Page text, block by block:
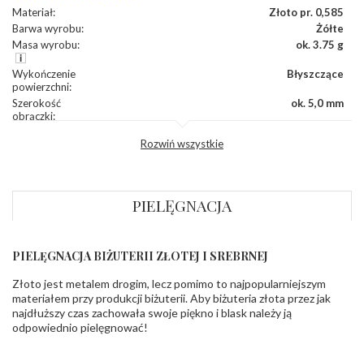
Materiał:
Złoto pr. 0,585
Barwa wyrobu:
Żółte
Masa wyrobu: ok. 3.75 g
Wykończenie
powierzchni:
Błyszczące
Szerokość
obrączki:
ok. 5,0 mm
INNE PARAMETRY
Producent
odpowiedzialny:
Łazur sp.j. Kowalowy 134 38-200 Jasło; NIP:
6850004631; tel.13 44 56 100;
biuro@obraczki.pl ,PZ Stelmach Sp. z o.o. ul.
Północna 22 45-805 Opole; NIP 7542889545;
Tel. +48 77 54 90 100; biuro@stelmach.pl
Rozwiń wszystkie
PIELĘGNACJA
PIELĘGNACJA BIŻUTERII ZŁOTEJ I SREBRNEJ
Złoto jest metalem drogim, lecz pomimo to najpopularniejszym
materiałem przy produkcji biżuterii. Aby biżuteria złota przez jak
najdłuższy czas zachowała swoje piękno i blask należy ją
odpowiednio pielęgnować!